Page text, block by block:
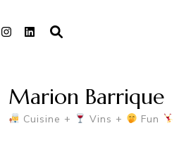
Marion Barrique
Cuisine + Vins + Fun